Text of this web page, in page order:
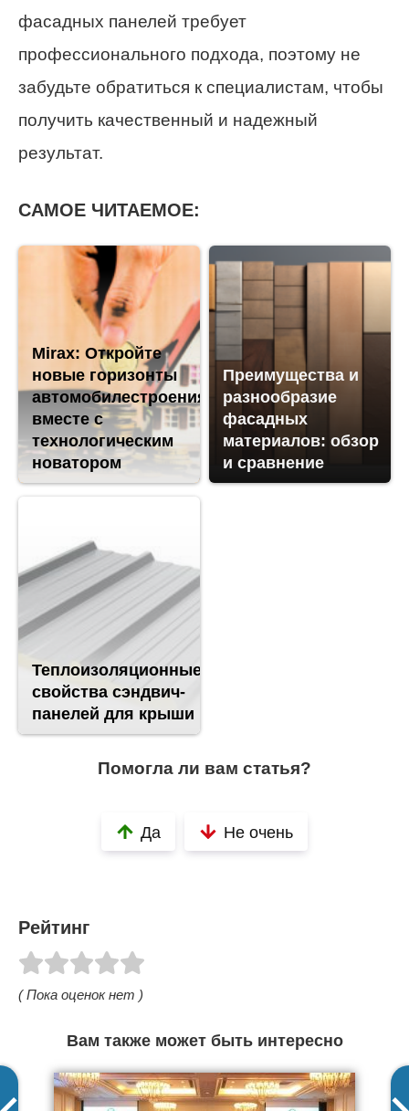
фасадных панелей требует
профессионального подхода, поэтому не
забудьте обратиться к специалистам, чтобы
получить качественный и надежный
результат.
САМОЕ ЧИТАЕМОЕ:
Mirax: Откройте
новые горизонты
автомобилестроения
вместе с
технологическим
новатором
Преимущества и
разнообразие
фасадных
материалов: обзор
и сравнение
Теплоизоляционные
свойства сэндвич-
панелей для крыши
Помогла ли вам статья?
Да Не очень
Рейтинг
( Пока оценок нет )
Вам также может быть интересно